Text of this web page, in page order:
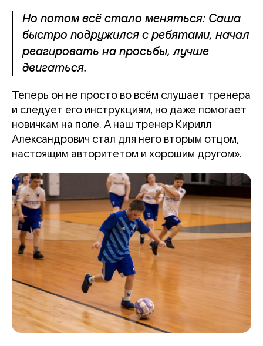
Но потом всё стало меняться: Саша
быстро подружился с ребятами, начал
реагировать на просьбы, лучше
двигаться.
Теперь он не просто во всём слушает тренера
и следует его инструкциям, но даже помогает
новичкам на поле. А наш тренер Кирилл
Александрович стал для него вторым отцом,
настоящим авторитетом и хорошим другом».